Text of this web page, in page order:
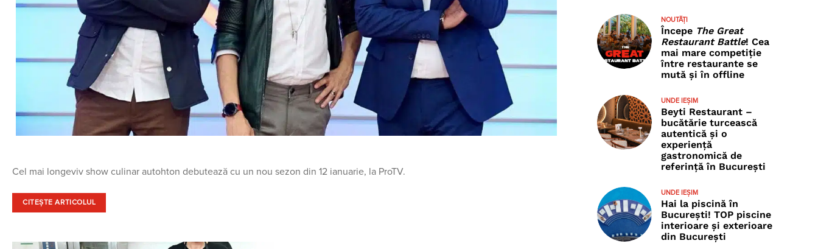
Cel mai longeviv show culinar autohton debutează cu un nou sezon din 12 ianuarie, la ProTV.
CITEȘTE ARTICOLUL
NOUTĂȚI
Începe The Great
Restaurant Battle! Cea
mai mare competiție
între restaurante se
mută și în offline
UNDE IEȘIM
Beyti Restaurant –
bucătărie turcească
autentică și o
experiență
gastronomică de
referință în București
UNDE IEȘIM
Hai la piscină în
București! TOP piscine
interioare și exterioare
din București